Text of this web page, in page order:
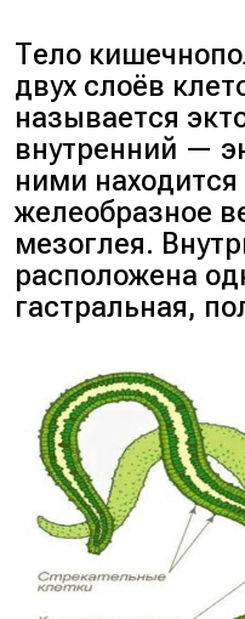
Тело
двух слоёв
называется
внутренний —
ними находится
желеобразное
мезоглея.
расположена
гастральная,